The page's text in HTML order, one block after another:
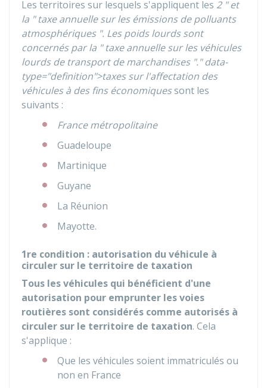
Les territoires sur lesquels s'appliquent les 2 " et
la " taxe annuelle sur les émissions de polluants
atmosphériques ". Les poids lourds sont
concernés par la " taxe annuelle sur les véhicules
lourds de transport de marchandises "." data-
type="definition">taxes sur l'affectation des
véhicules à des fins économiquessont les
suivants :
France métropolitaine
Guadeloupe
Martinique
Guyane
La Réunion
Mayotte.
1re condition : autorisation du véhicule à
circuler sur le territoire de taxation
Tous les véhicules qui bénéficient d'une
autorisation pour emprunter les voies
routières sont considérés comme autorisés à
circuler sur le territoire de taxation. Cela
s'applique :
Que les véhicules soient immatriculés ou
non en France